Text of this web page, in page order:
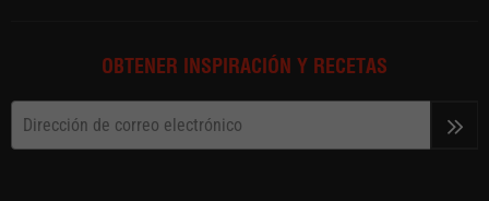
OBTENER INSPIRACIÓN Y RECETAS